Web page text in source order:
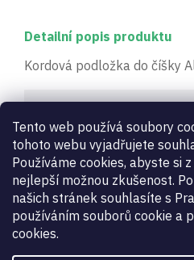
Tento web používá soubory
tohoto webu vyjadřujete
Používáme cookies, abyste si
nejlepší možnou zkušenost.
našich stránek souhlasíte s
používáním souborů cookie a
cookies.
Detailní popis produktu
Kordová podložka do číšky
Doplňkové
Kategorie :
Kordové
Záruka:
2 roky
Druh zboží:
podložka do
FIE turnaje:
Ano
Určení
Úroveň: začátečník,